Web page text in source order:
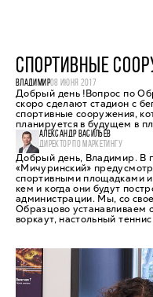
СПОРТИВНЫЕ
ВЛАДИМИР08 ИЮНЯ 2017
Добрый день !Вопрос по
скоро сделают стадион с
спортивные сооружения,
планируется в будущем в
АЛЕКСАНДР ВАСИЛЬЕВ
ДИРЕКТОР ПО МАРКЕТИНГУ
Добрый день, Владимир. В
«Мичуринский»
спортивными площадками
кем и когда они будут
администрации. Мы, со
Образцово устанавливаем
воркаут, настольный